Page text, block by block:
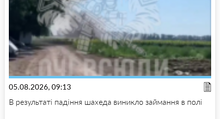
05.08.2026, 09:13
В результаті падіння шахеда виникло займання в полі